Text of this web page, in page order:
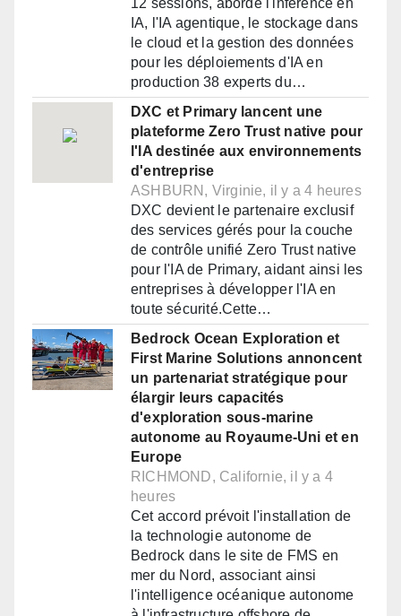
12 sessions, aborde l'inférence en
IA, l'IA agentique, le stockage dans
le cloud et la gestion des données
pour les déploiements d'IA en
production 38 experts du…
DXC et Primary lancent une
plateforme Zero Trust native pour
l'IA destinée aux environnements
d'entreprise
ASHBURN, Virginie, il y a 4 heures
DXC devient le partenaire exclusif
des services gérés pour la couche
de contrôle unifié Zero Trust native
pour l'IA de Primary, aidant ainsi les
entreprises à développer l'IA en
toute sécurité.Cette…
Bedrock Ocean Exploration et
First Marine Solutions annoncent
un partenariat stratégique pour
élargir leurs capacités
d'exploration sous-marine
autonome au Royaume-Uni et en
Europe
RICHMOND, Californie, il y a 4
heures
Cet accord prévoit l'installation de
la technologie autonome de
Bedrock dans le site de FMS en
mer du Nord, associant ainsi
l'intelligence océanique autonome